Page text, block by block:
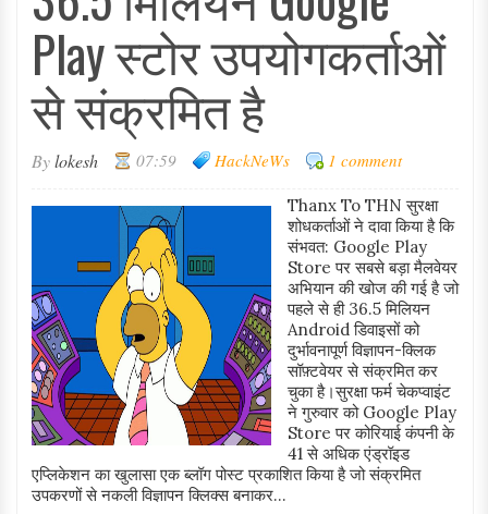
Play स्टोर उपयोगकर्ताओं
से संक्रमित है
Bylokesh 07:59 HackNeWs 1 comment
Thanx To THN सुरक्षा
शोधकर्ताओं ने दावा किया है कि
संभवत: Google Play
Store पर सबसे बड़ा मैलवेयर
अभियान की खोज की गई है जो
पहले से ही 36.5 मिलियन
Android डिवाइसों को
दुर्भावनापूर्ण विज्ञापन-क्लिक
सॉफ़्टवेयर से संक्रमित कर
चुका है।सुरक्षा फर्म चेकप्वाइंट
ने गुरुवार को Google Play
Store पर कोरियाई कंपनी के
41 से अधिक एंड्रॉइड
एप्लिकेशन का खुलासा एक ब्लॉग पोस्ट प्रकाशित किया है जो संक्रमित
उपकरणों से नकली विज्ञापन क्लिक्स बनाकर...